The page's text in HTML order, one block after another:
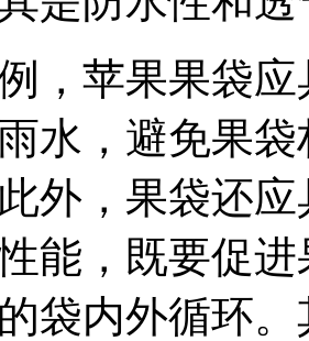
，苹果果袋
水，避免果
外，果袋还
能，既要促
袋内外循环